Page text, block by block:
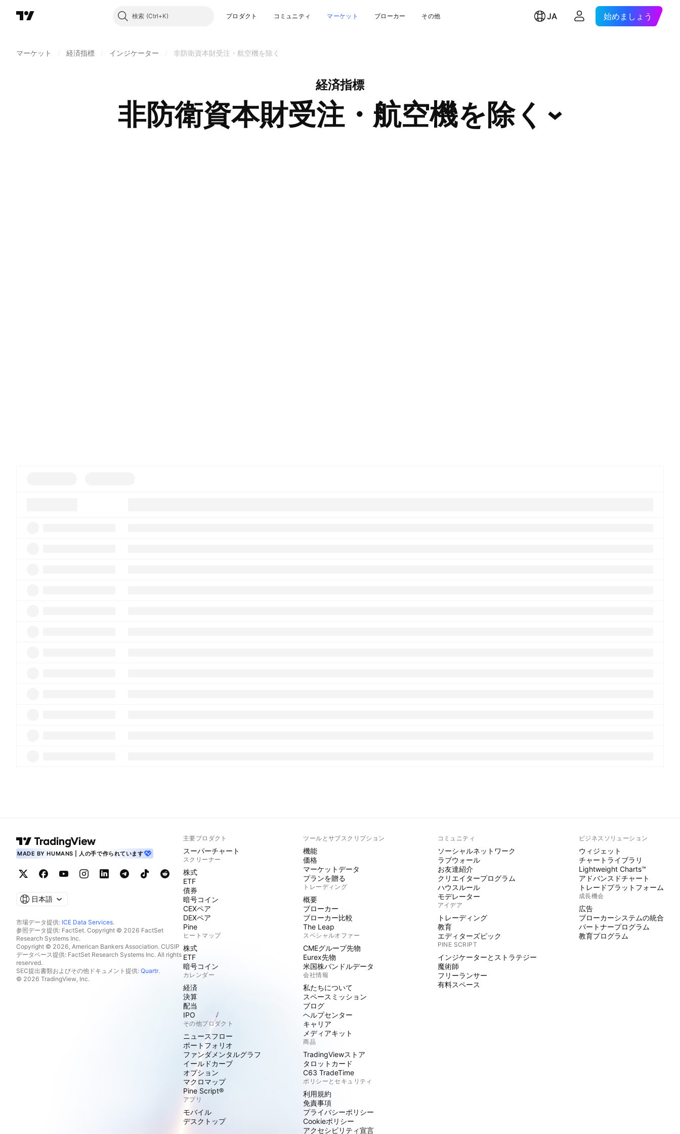
検索 プロダクト コミュニティ マーケット ブローカー その他 JA 始めましょう
マーケット 経済指標 インジケーター 非防衛資本財受注・航空機を除く
経済指標
非防衛資本財受注・航空機を除く
MADE BY HUMANS | 人の手で作られています
日本語
市場データ提供: ICE Data Services.
参照データ提供: FactSet. Copyright © 2026 FactSet
Research Systems Inc.
Copyright © 2026, American Bankers Association. CUSIP
データベース提供: FactSet Research Systems Inc. All rights
reserved.
SEC提出書類およびその他ドキュメント提供: Quartr.
© 2026 TradingView, Inc.
主要プロダクト
スーパーチャート
スクリーナー
株式
ETF
債券
暗号コイン
CEXペア
DEXペア
Pine
ヒートマップ
株式
ETF
暗号コイン
カレンダー
経済
決算
配当
IPO
その他プロダクト
ニュースフロー
ポートフォリオ
ファンダメンタルグラフ
イールドカーブ
オプション
マクロマップ
Pine Script®
アプリ
モバイル
デスクトップ
ツールとサブスクリプション
機能
価格
マーケットデータ
プランを贈る
トレーディング
概要
ブローカー
ブローカー比較
The Leap
スペシャルオファー
CMEグループ先物
Eurex先物
米国株バンドルデータ
会社情報
私たちについて
スペースミッション
ブログ
ヘルプセンター
キャリア
メディアキット
商品
TradingViewストア
タロットカード
C63 TradeTime
ポリシーとセキュリティ
利用規約
免責事項
プライバシーポリシー
Cookieポリシー
アクセシビリティ宣言
コミュニティ
ソーシャルネットワーク
ラブウォール
お友達紹介
クリエイタープログラム
ハウスルール
モデレーター
アイデア
トレーディング
教育
エディターズピック
PINE SCRIPT
インジケーターとストラテジー
魔術師
フリーランサー
有料スペース
ビジネスソリューション
ウィジェット
チャートライブラリ
Lightweight Charts™
アドバンスドチャート
トレードプラットフォーム
成長機会
広告
ブローカーシステムの統合
パートナープログラム
教育プログラム